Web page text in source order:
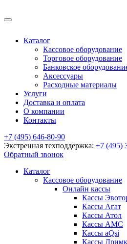
Каталог
Кассовое оборудование
Торговое оборудование
Банковское
Аксессуары
Расходные материалы
Услуги
Доставка и оплата
О компании
Контакты
+7 (495) 646-80-90
Экстренная техподдержка: +7 (495)
Обратный звонок
Каталог
Кассовое оборудование
Онлайн кассы
Кассы
Кассы Агат
Кассы Атол
Кассы АМС
Кассы aQsi
Кассы